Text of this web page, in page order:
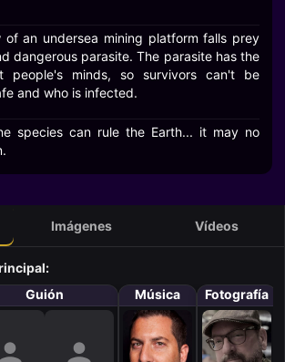
of an undersea mining platform falls prey
dangerous parasite. The parasite has the
people's minds, so survivors can't be
and who is infected.
species can rule the Earth... it may no
Imágenes Vídeos
Guión Música Fotografía